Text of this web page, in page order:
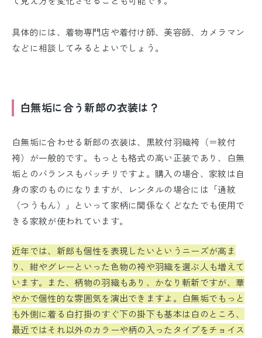
具体的には、着物専門店や着付け師、美容師、カメラマン
などに相談してみるとよいでしょう。
白無垢に合う新郎の衣装は？
白無垢に合わせる新郎の衣装は、黒紋付羽織袴（＝紋付
袴）が一般的です。もっとも格式の高い正装であり、白無
垢とのバランスもバッチリですよ。購入の場合、家紋は自
身の家のものになりますが、レンタルの場合には「通紋
（つうもん）」といって家柄に関係なくどなたでも使用で
きる家紋が使われています。
近年では、新郎も個性を表現したいというニーズが高ま
り、紺やグレーといった色物の袴や羽織を選ぶ人も増えて
います。また、柄物の羽織もあり、かなり斬新ですが、華
やかで個性的な雰囲気を演出できますよ。白無垢でもっと
も外側に着る白打掛のすぐ下の掛下も基本は白のところ、
最近ではそれ以外のカラーや柄の入ったタイプをチョイス